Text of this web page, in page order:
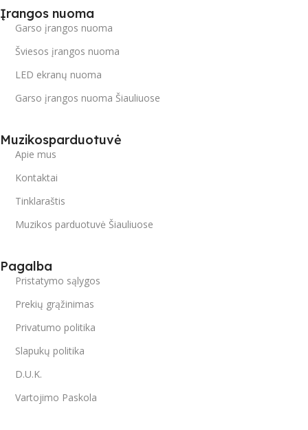
Įrangos nuoma
Garso įrangos nuoma
Šviesos įrangos nuoma
LED ekranų nuoma
Garso įrangos nuoma Šiauliuose
Muzikosparduotuvė
Apie mus
Kontaktai
Tinklaraštis
Muzikos parduotuvė Šiauliuose
Pagalba
Pristatymo sąlygos
Prekių grąžinimas
Privatumo politika
Slapukų politika
D.U.K.
Vartojimo Paskola